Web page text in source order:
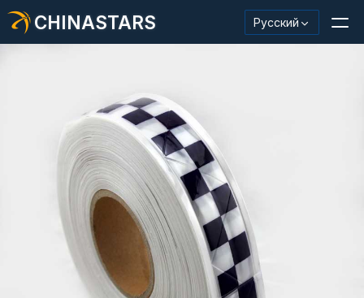
CHINASTARS Русский
Светоотражающий материал/лента
Модная светоотражающая ткань
Защитная одежда
Светящийся в темноте материал
Промышленная отделка для мытья